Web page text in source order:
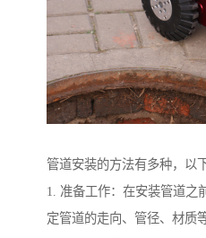
管道安装的方法有多种，以
1. 准备工作：在安装管道之
定管道的走向、管径、材质